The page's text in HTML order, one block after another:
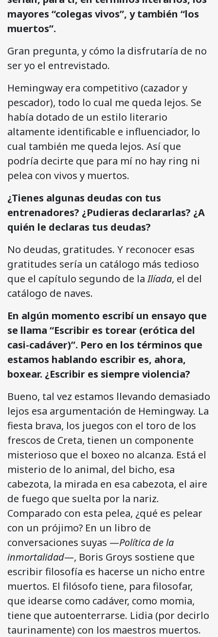
mayores “colegas vivos”, y también “los
muertos”.
Gran pregunta, y cómo la disfrutaría de no
ser yo el entrevistado.
Hemingway era competitivo (cazador y
pescador), todo lo cual me queda lejos. Se
había dotado de un estilo literario
altamente identificable e influenciador, lo
cual también me queda lejos. Así que
podría decirte que para mí no hay ring ni
pelea con vivos y muertos.
¿Tienes algunas deudas con tus
entrenadores? ¿Pudieras declararlas? ¿A
quién le declaras tus deudas?
No deudas, gratitudes. Y reconocer esas
gratitudes sería un catálogo más tedioso
que el capítulo segundo de laIlíada, el del
catálogo de naves.
En algún momento escribí un ensayo que
se llama “Escribir es torear (erótica del
casi-cadáver)”. Pero en los términos que
estamos hablando escribir es, ahora,
boxear. ¿Escribir es siempre violencia?
Bueno, tal vez estamos llevando demasiado
lejos esa argumentación de Hemingway. La
fiesta brava, los juegos con el toro de los
frescos de Creta, tienen un componente
misterioso que el boxeo no alcanza. Está el
misterio de lo animal, del bicho, esa
cabezota, la mirada en esa cabezota, el aire
de fuego que suelta por la nariz.
Comparado con esta pelea, ¿qué es pelear
con un prójimo? En un libro de
conversaciones suyas —Política de la
inmortalidad—, Boris Groys sostiene que
escribir filosofía es hacerse un nicho entre
muertos. El filósofo tiene, para filosofar,
que idearse como cadáver, como momia,
tiene que autoenterrarse. Lidia (por decirlo
taurinamente) con los maestros muertos.